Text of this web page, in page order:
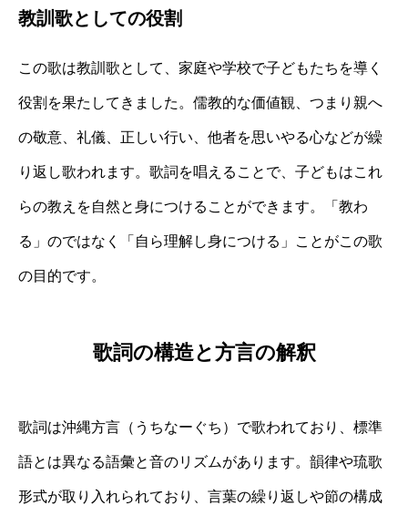
教訓歌としての役割
この歌は教訓歌として、家庭や学校で子どもたちを導く
役割を果たしてきました。儒教的な価値観、つまり親へ
の敬意、礼儀、正しい行い、他者を思いやる心などが繰
り返し歌われます。歌詞を唱えることで、子どもはこれ
らの教えを自然と身につけることができます。「教わ
る」のではなく「自ら理解し身につける」ことがこの歌
の目的です。
歌詞の構造と方言の解釈
歌詞は沖縄方言（うちなーぐち）で歌われており、標準
語とは異なる語彙と音のリズムがあります。韻律や琉歌
形式が取り入れられており、言葉の繰り返しや節の構成